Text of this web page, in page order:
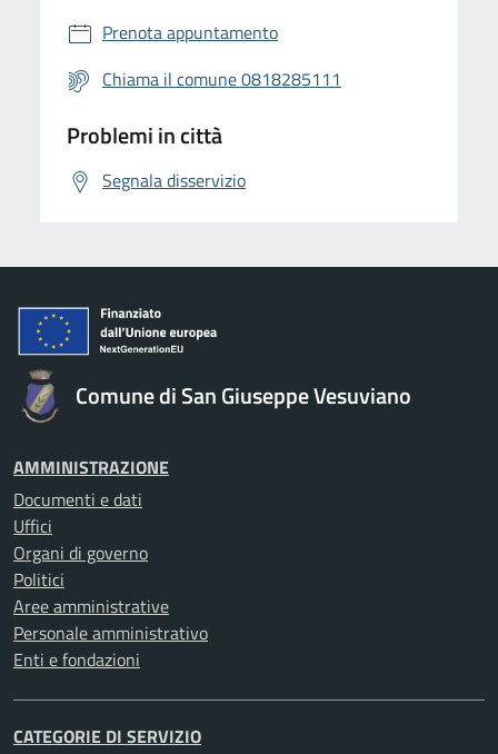
Prenota appuntamento
Chiama il comune 0818285111
Problemi in città
Segnala disservizio
Comune di San Giuseppe Vesuviano
AMMINISTRAZIONE
Documenti e dati
Uffici
Organi di governo
Politici
Aree amministrative
Personale amministrativo
Enti e fondazioni
CATEGORIE DI SERVIZIO